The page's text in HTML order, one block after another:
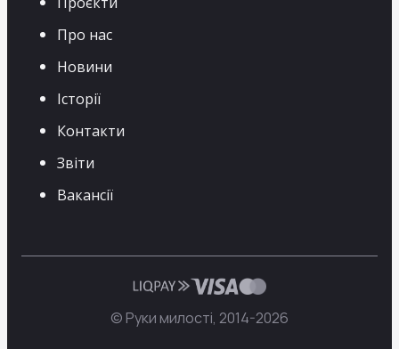
Про нас
Новини
Історії
Контакти
Звіти
Вакансії
© Руки милості, 2014-2026